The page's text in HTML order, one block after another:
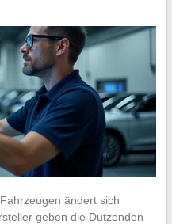
ändert sich
geben die Dutzenden